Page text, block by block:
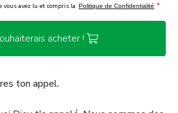
vous avez lu et compris la Politique de Confidentialité *
acheter !
ton appel.